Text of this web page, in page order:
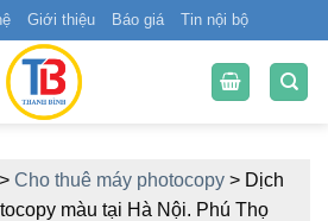
Giới thiệu Báo giá Tin nội bộ
> Cho thuê máy photocopy > Dịch
màu tại Hà Nội. Phú Thọ